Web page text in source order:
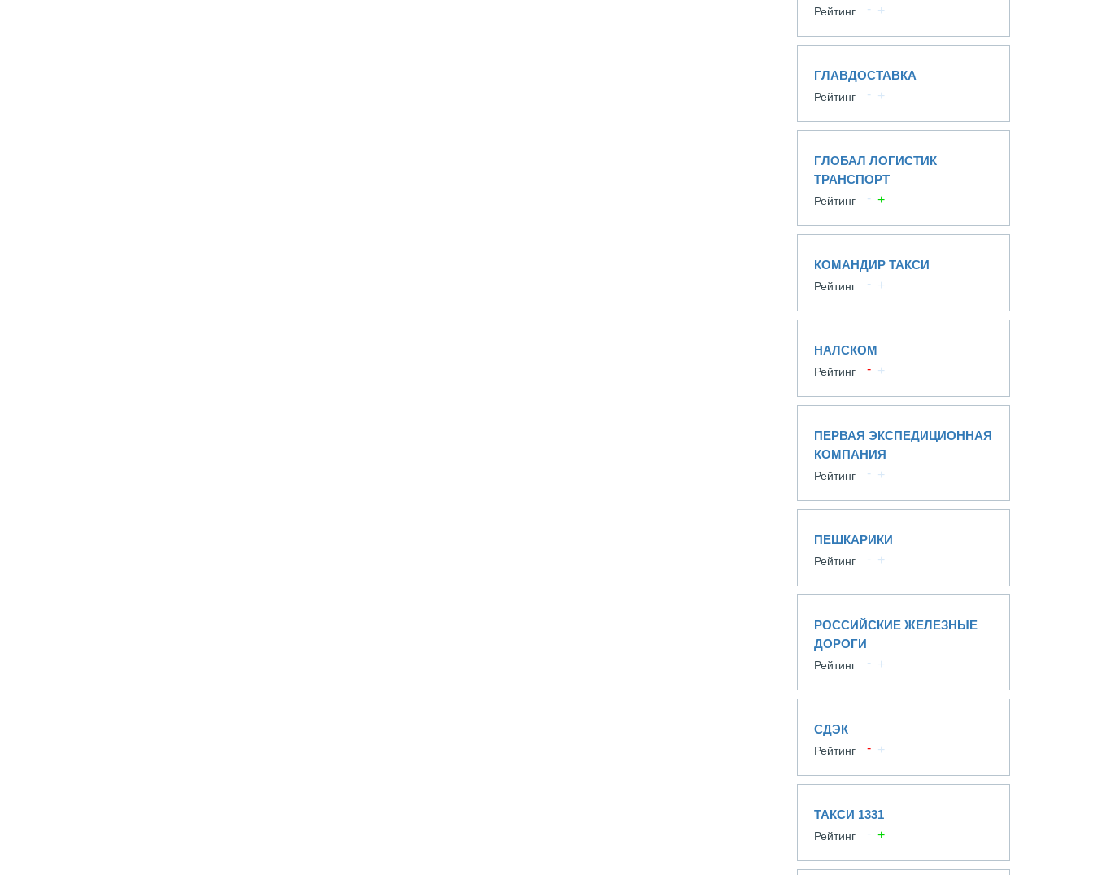
Рейтинг
ГЛАВДОСТАВКА
Рейтинг
ГЛОБАЛ ЛОГИСТИК
ТРАНСПОРТ
Рейтинг
КОМАНДИР ТАКСИ
Рейтинг
НАЛСКОМ
Рейтинг
ПЕРВАЯ ЭКСПЕДИЦИОННАЯ
КОМПАНИЯ
Рейтинг
ПЕШКАРИКИ
Рейтинг
РОССИЙСКИЕ ЖЕЛЕЗНЫЕ
ДОРОГИ
Рейтинг
СДЭК
Рейтинг
ТАКСИ 1331
Рейтинг